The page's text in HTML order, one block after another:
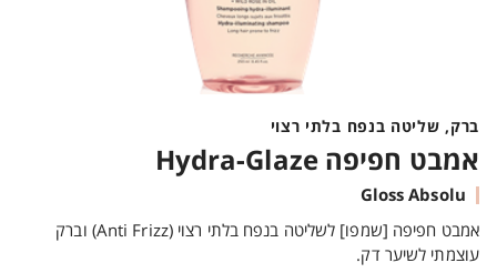
ברק, שליטה בנפח בלתי רצוי
אמבט חפיפה Hydra-Glaze
אמבט חפיפה [שמפו] לשליטה בנפח בלתי רצוי (Anti Frizz) וברק
עוצמתי לשיער דק.